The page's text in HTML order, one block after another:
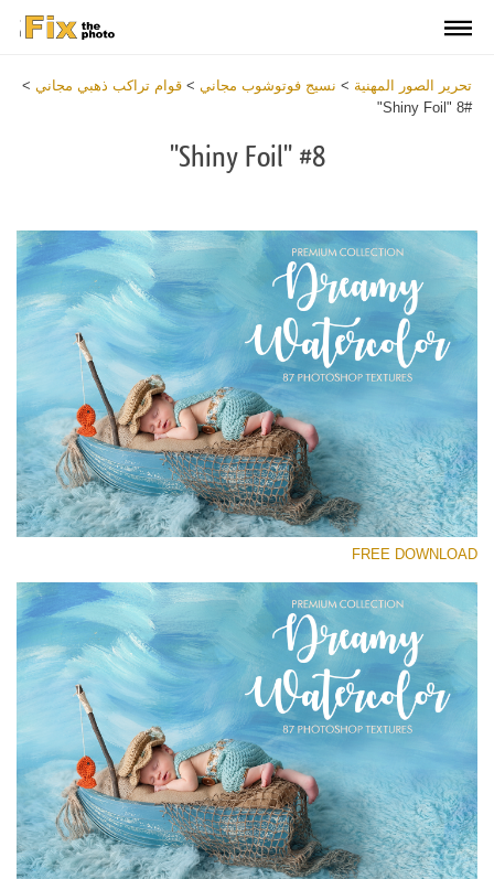
تحرير الصور المهنية > نسيج فوتوشوب مجاني > قوام تراكب ذهبي مجاني >
#8 "Shiny Foil"
#8 "Shiny Foil"
رجاء اختر
Small 800*533px
Dreamy Watercolor
(85 Textures)
Large 6000*4000px
(1783 Overlays)
Large 6000*4000px
Download
Free
Overlay
FREE DOWNLOAD